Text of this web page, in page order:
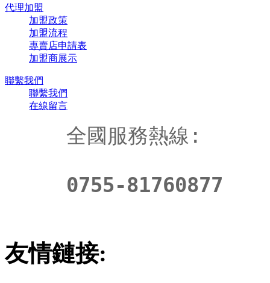
代理加盟
加盟政策
加盟流程
專賣店申請表
加盟商展示
聯繫我們
聯繫我們
在線留言
全國服務熱線:
0755-81760877
友情鏈接: